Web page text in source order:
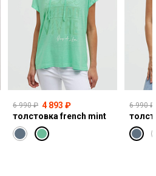
6 990 ₽ 4 893 ₽
толстовка french mint
6 990 ₽